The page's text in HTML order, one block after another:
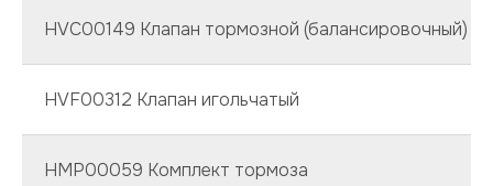
HVC00149 Клапан тормозной (балансировочный)
HVF00312 Kлапан игольчатый
НМР00059 Комплект тормоза